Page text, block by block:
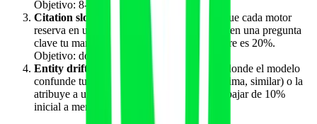
Objetivo: 8-15 a 12 semanas.
Citation slot share
: cuota de los 3-7 slots que cada motor
reserva en una respuesta comercial dada. Si en una pregunta
clave tu marca ocupa 1 de los 5 slots, tu share es 20%.
Objetivo: doblar el share inicial en 90 días.
Entity drift rate
: porcentaje de respuestas donde el modelo
confunde tu marca con otra entidad (homónima, similar) o la
atribuye a una categoría errónea. Objetivo: bajar de 10%
inicial a menos de 3% a 12 semanas.